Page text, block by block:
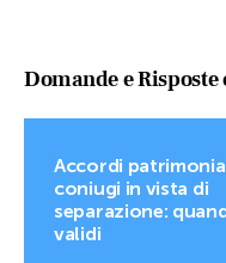
Domande e
Accordi
coniugi in vista di
separazione:
validi